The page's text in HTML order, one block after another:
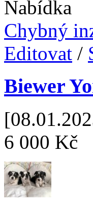
Nabídka
Chybný
Editovat /
Biewer
6 000 Kč